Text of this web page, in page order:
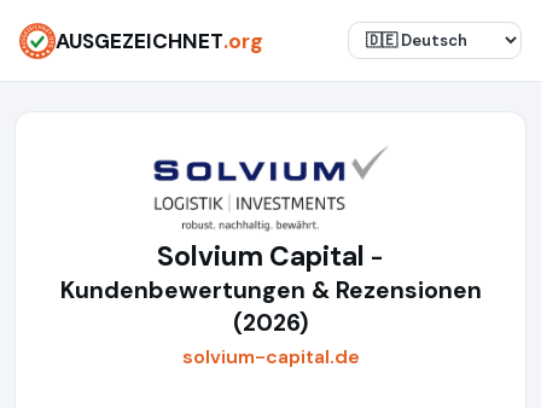
AUSGEZEICHNET.org
Solvium Capital -
Kundenbewertungen & Rezensionen
(2026)
solvium-capital.de